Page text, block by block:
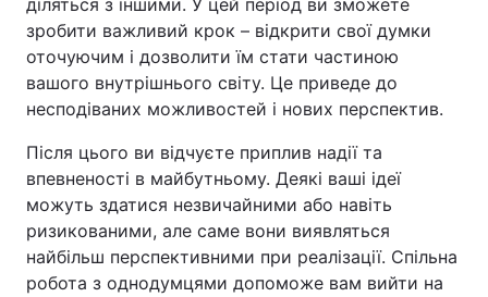
діляться з іншими. У цей період ви зможете
зробити важливий крок – відкрити свої думки
оточуючим і дозволити їм стати частиною
вашого внутрішнього світу. Це приведе до
несподіваних можливостей і нових перспектив.
Після цього ви відчуєте приплив надії та
впевненості в майбутньому. Деякі ваші ідеї
можуть здатися незвичайними або навіть
ризикованими, але саме вони виявляться
найбільш перспективними при реалізації. Спільна
робота з однодумцями допоможе вам вийти на